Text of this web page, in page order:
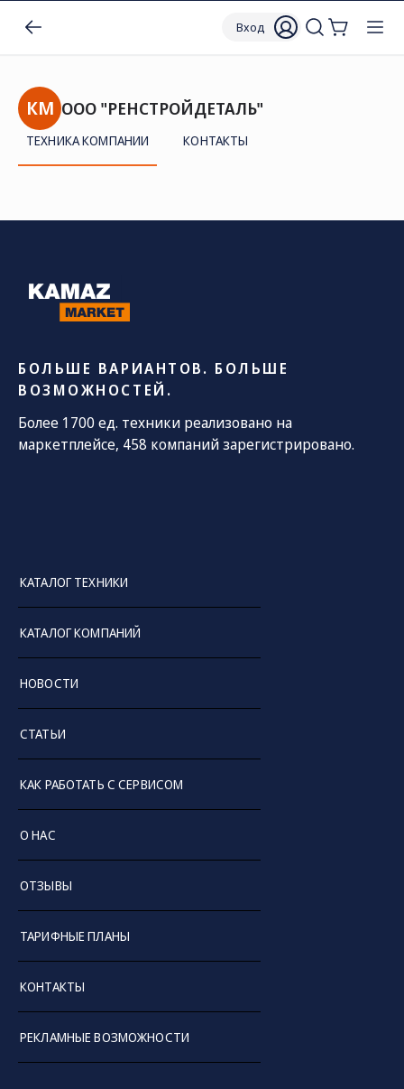
Вход
СОЦ. СЕТИ ТЕЛЕФОН
КМ ООО "РЕНСТРОЙДЕТАЛЬ"
ТЕХНИКА КОМПАНИИ КОНТАКТЫ
БОЛЬШЕ ВАРИАНТОВ. БОЛЬШЕ
ВОЗМОЖНОСТЕЙ.
Более 1700 ед. техники реализовано на
маркетплейсе, 458 компаний зарегистрировано.
КАТАЛОГ ТЕХНИКИ
КАТАЛОГ КОМПАНИЙ
НОВОСТИ
СТАТЬИ
КАК РАБОТАТЬ С СЕРВИСОМ
О НАС
ОТЗЫВЫ
ТАРИФНЫЕ ПЛАНЫ
КОНТАКТЫ
РЕКЛАМНЫЕ ВОЗМОЖНОСТИ